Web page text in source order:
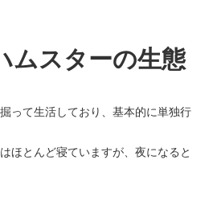
ムスターの生態
って生活しており、基本的に単独行
ほとんど寝ていますが、夜になると